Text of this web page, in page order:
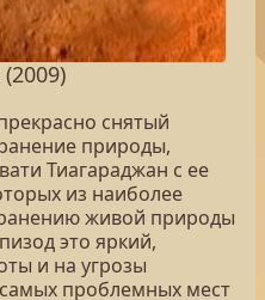
снятый
природы,
Тиагараджан с ее
из наиболее
живой природы
это яркий,
и на угрозы
проблемных мест